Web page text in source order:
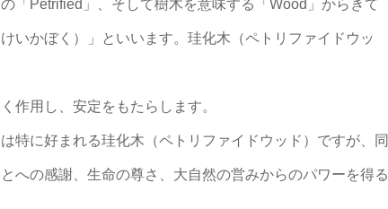
「Petrified」、そして樹木を意味する「Wood」からきて
いかぼく）」といいます。珪化木（ペトリファイドウッ
作用し、安定をもたらします。
特に好まれる珪化木（ペトリファイドウッド）ですが、同
への感謝、生命の尊さ、大自然の営みからのパワーを得る